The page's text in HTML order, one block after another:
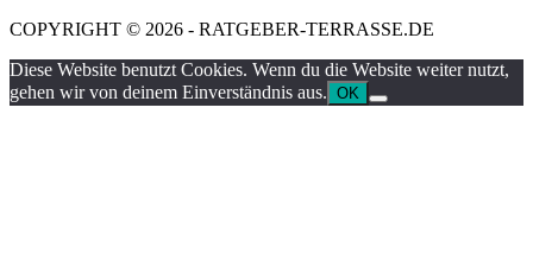
COPYRIGHT © 2026 - RATGEBER-TERRASSE.DE
Diese Website benutzt Cookies. Wenn du die Website weiter nutzt,
gehen wir von deinem Einverständnis aus. OK